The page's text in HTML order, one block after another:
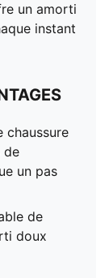
un amorti
instant
chaussure
de
un pas
de
doux